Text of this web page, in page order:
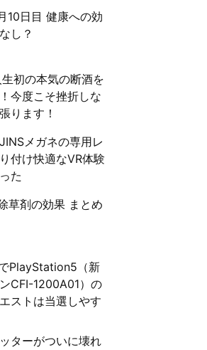
10日目 健康への効
し？
初の本気の断酒を
今度こそ挫折しな
ります！
メガネの専用レ
付け快適なVR体験
た
草剤の効果 まとめ
PlayStation5（新
CFI-1200A01）の
ストは当選しやす
ターがついに壊れ